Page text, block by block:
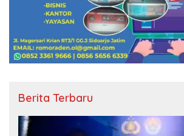
Berita Terbaru